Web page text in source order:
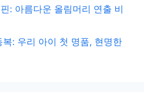
: 아름다운 올림머리 연출 비
복: 우리 아이 첫 명품, 현명한